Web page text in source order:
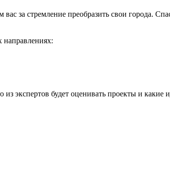
за стремление преобразить свои города.
экспертов будет оценивать проекты и какие